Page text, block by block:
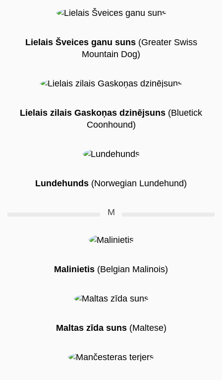
Lielais Šveices ganu suns(Greater Swiss
Mountain Dog)
Lielais zilais Gaskoņas dzinējsuns (Bluetick
Coonhound)
Lundehunds (Norwegian Lundehund)
M
Malinietis (Belgian Malinois)
Maltas zīda suns(Maltese)